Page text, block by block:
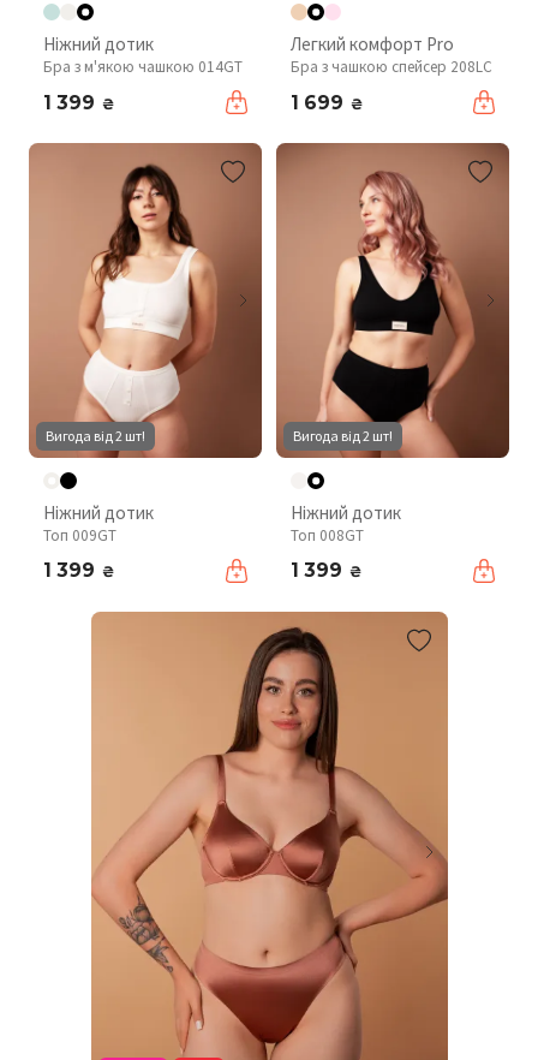
Ніжний дотик
Бра з м'якою чашкою 014GT
1 399 ₴
Легкий комфорт Pro
Бра з чашкою спейсер 208LC
1 699 ₴
Вигода від 2 шт!
Ніжний дотик
Топ 009GT
1 399 ₴
Вигода від 2 шт!
Ніжний дотик
Топ 008GT
1 399 ₴